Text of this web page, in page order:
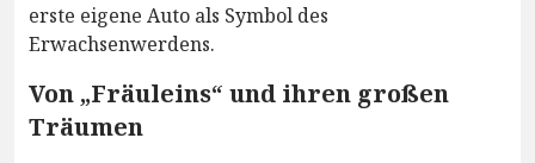
erste eigene Auto als Symbol des
Erwachsenwerdens.
Von „Fräuleins“ und ihren großen
Träumen